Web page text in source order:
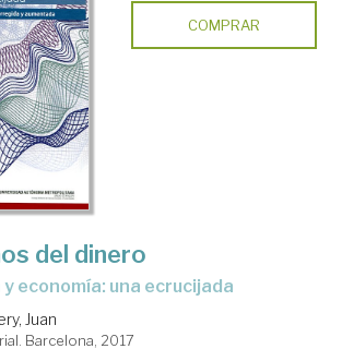
COMPRAR
del dinero
y economía: una ecrucijada
Juan
Barcelona, 2017